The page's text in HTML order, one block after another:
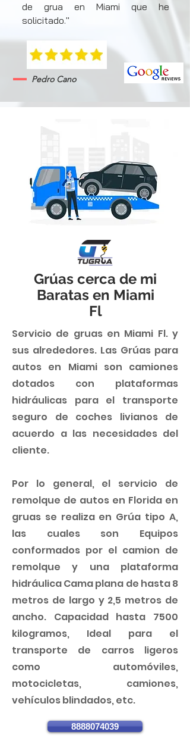
de grua en Miami que he
solicitado."
Pedro Cano
Grúas cerca de mi
Baratas en Miami
Fl
Servicio de gruas en Miami Fl. y
sus alrededores. Las Grúas para
autos en Miami son camiones
dotados con plataformas
hidráulicas para el transporte
seguro de coches livianos de
acuerdo a las necesidades del
cliente.
Por lo general, el servicio de
remolque de autos en Florida en
gruas se realiza en Grúa tipo A,
las cuales son Equipos
conformados por el camion de
remolque y una plataforma
hidráulica Cama plana de hasta 8
metros de largo y 2,5 metros de
ancho. Capacidad hasta 7500
kilogramos, Ideal para el
transporte de carros ligeros
como automóviles,
motocicletas, camiones,
vehículos blindados, etc.
8888074039